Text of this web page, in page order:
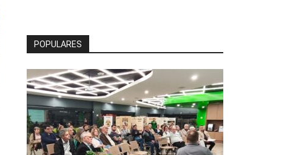
POPULARES